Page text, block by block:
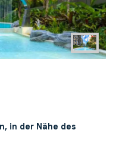
in der Nähe des